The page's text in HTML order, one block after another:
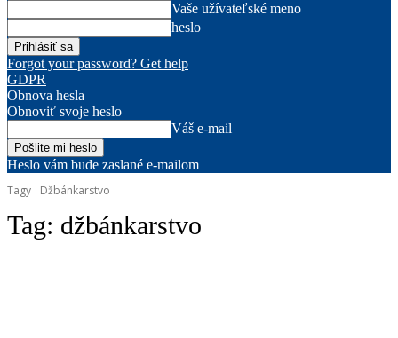
Vaše užívateľské meno
heslo
Forgot your password? Get help
GDPR
Obnova hesla
Obnoviť svoje heslo
Váš e-mail
Heslo vám bude zaslané e-mailom
Tagy
Džbánkarstvo
Tag: džbánkarstvo